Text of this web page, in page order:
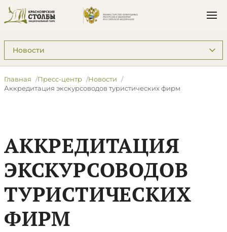
Подразделы: Пресс-центр
Главная Пресс-центр
Новости
Аккредитация экскурсоводов туристических фирм
АККРЕДИТАЦИЯ
ЭКСКУРСОВОДОВ
ТУРИСТИЧЕСКИХ
ФИРМ